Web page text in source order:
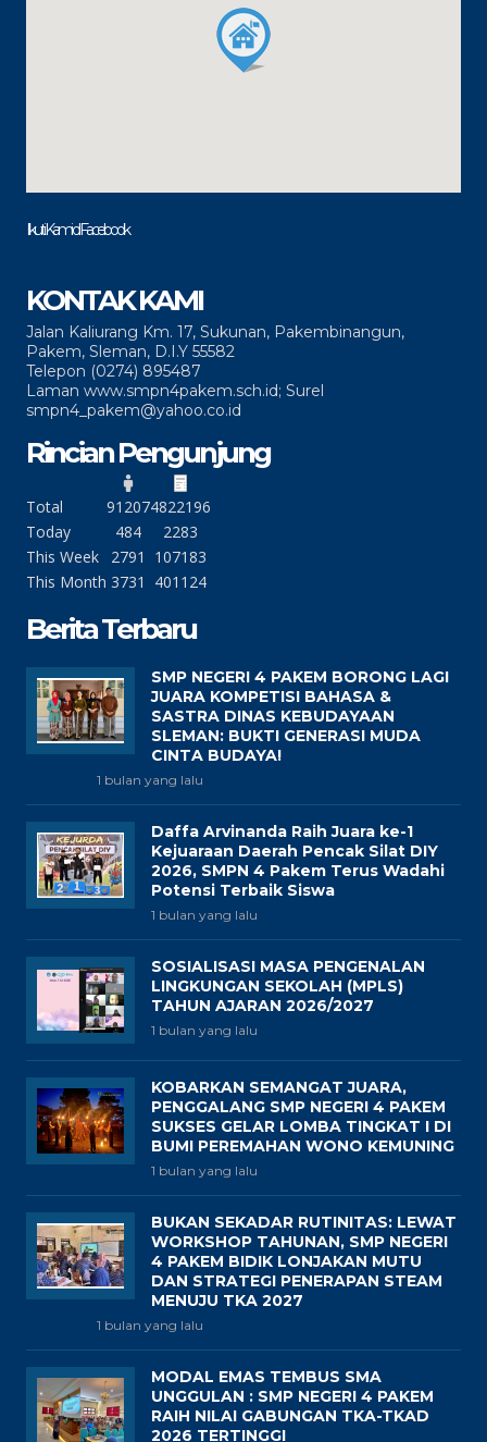
Ikuti Kami di Facebook
KONTAK KAMI
Jalan Kaliurang Km. 17, Sukunan, Pakembinangun,
Pakem, Sleman, D.I.Y 55582
Telepon (0274) 895487
Laman www.smpn4pakem.sch.id; Surel
smpn4_pakem@yahoo.co.id
Rincian Pengunjung
Total 912074822196
Today
484
2283
This Week
2791
107183
This Month 3731 401124
Berita Terbaru
SMP NEGERI 4 PAKEM BORONG LAGI
JUARA KOMPETISI BAHASA &
SASTRA DINAS KEBUDAYAAN
SLEMAN: BUKTI GENERASI MUDA
CINTA BUDAYA!
1 bulan yang lalu
Daffa Arvinanda Raih Juara ke-1
Kejuaraan Daerah Pencak Silat DIY
2026, SMPN 4 Pakem Terus Wadahi
Potensi Terbaik Siswa
1 bulan yang lalu
SOSIALISASI MASA PENGENALAN
LINGKUNGAN SEKOLAH (MPLS)
TAHUN AJARAN 2026/2027
1 bulan yang lalu
KOBARKAN SEMANGAT JUARA,
PENGGALANG SMP NEGERI 4 PAKEM
SUKSES GELAR LOMBA TINGKAT I DI
BUMI PEREMAHAN WONO KEMUNING
1 bulan yang lalu
BUKAN SEKADAR RUTINITAS: LEWAT
WORKSHOP TAHUNAN, SMP NEGERI
4 PAKEM BIDIK LONJAKAN MUTU
DAN STRATEGI PENERAPAN STEAM
MENUJU TKA 2027
1 bulan yang lalu
MODAL EMAS TEMBUS SMA
UNGGULAN : SMP NEGERI 4 PAKEM
RAIH NILAI GABUNGAN TKA-TKAD
2026 TERTINGGI